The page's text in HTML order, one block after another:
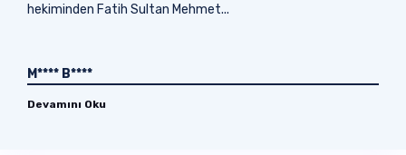
hekiminden Fatih Sultan Mehmet...
M**** B****
Devamını Oku